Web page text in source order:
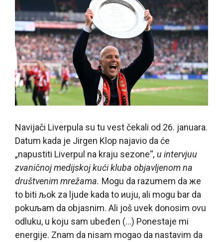
Navijači Liverpula su tu vest čekali od 26. januara.
Datum kada je Jirgen Klop najavio da će
„napustiti Liverpul na kraju sezone“, u intervjuu
zvaničnoj medijskoj kući kluba objavljenom na
društvenim mrežama. Mogu da razumem da жe
to biti љok za ljude kada to иuju, ali mogu bar da
pokuљam da objasnim. Ali još uvek donosim ovu
odluku, u koju sam ubeđen (…) Ponestaje mi
energije. Znam da nisam mogao da nastavim da